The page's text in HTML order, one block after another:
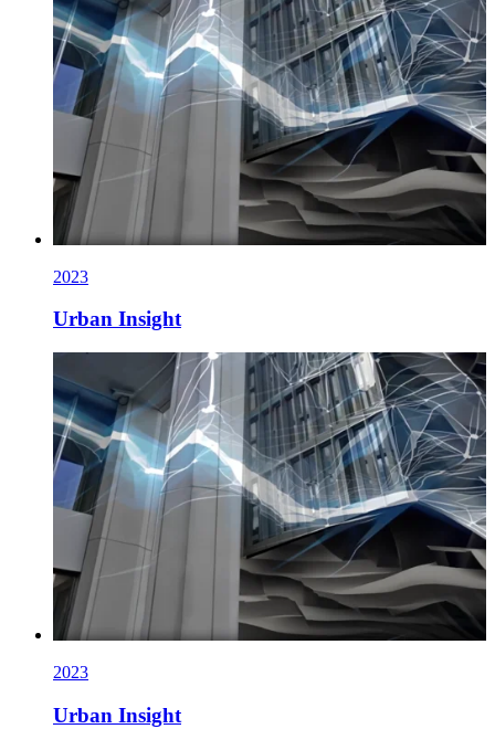
2023
Urban Insight
2023
Urban Insight